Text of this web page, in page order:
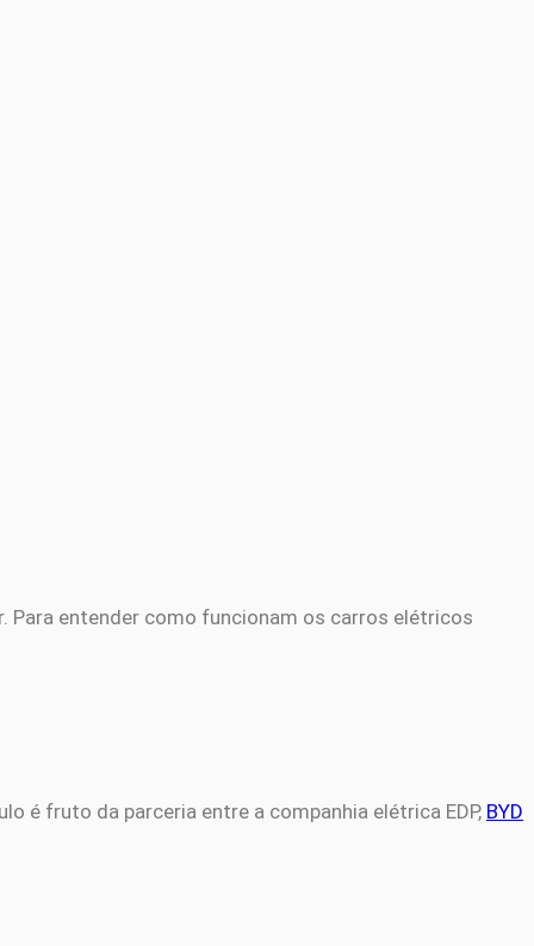
entender como funcionam os carros elétricos
é fruto da parceria entre a companhia elétrica EDP, BYD